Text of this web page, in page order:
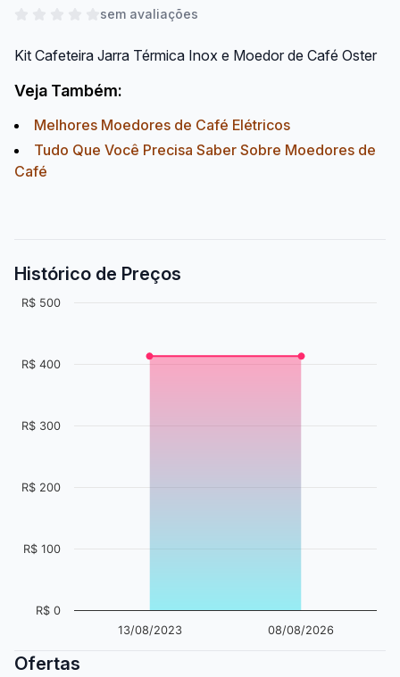
sem avaliações
Kit Cafeteira Jarra Térmica Inox e Moedor de Café Oster
Veja Também:
Melhores Moedores de Café Elétricos
Tudo Que Você Precisa Saber Sobre Moedores de
Café
Histórico de Preços
13/08/2023 08/08/2026
R$ 0
R$ 100
R$ 200
R$ 300
R$ 400
R$ 500
Ofertas